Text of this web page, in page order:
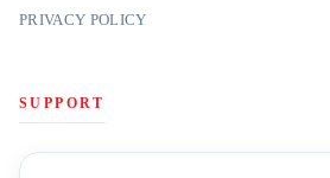
PRIVACY POLICY
SUPPORT